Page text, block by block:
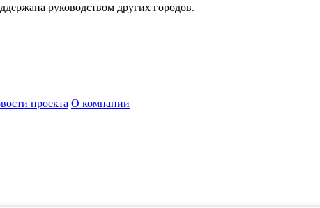
руководством других городов.
проекта О компании